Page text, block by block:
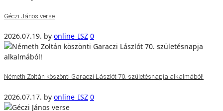
Géczi János verse
2026.07.19. by online_ISZ 0
Németh Zoltán köszönti Garaczi Lászlót 70. születésnapja alkalmából!
2026.07.17. by online_ISZ 0